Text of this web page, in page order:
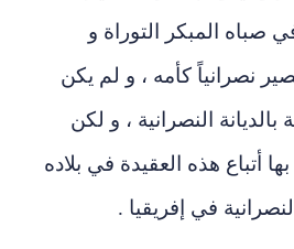
صباه المبكر التوراة و
نصرانياً كأمه ، و لم يكن
بالديانة النصرانية ، و لكن
أتباع هذه العقيدة في بلاده
في إفريقيا .